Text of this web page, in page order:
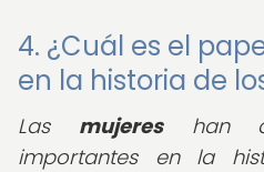
4. ¿Cuál es el
en la historia de
Las mujereshan
importantes en la